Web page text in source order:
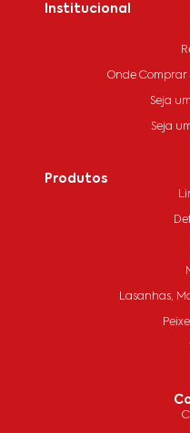
Institucional
Onde Comprar
Seja
Seja
Produtos
Lasanhas,